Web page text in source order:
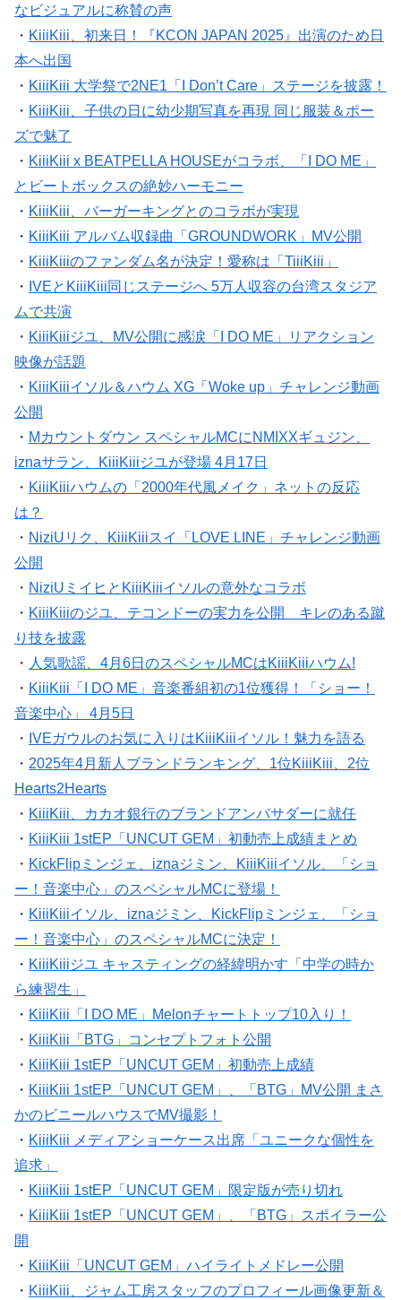
なビジュアルに称賛の声
・ KiiiKiii、初来日！『KCON JAPAN 2025』出演のため日
本へ出国
・ KiiiKiii 大学祭で2NE1「I Don’t Care」ステージを披露！
・ KiiiKiii、子供の日に幼少期写真を再現 同じ服装＆ポー
ズで魅了
・ KiiiKiii x BEATPELLA HOUSEがコラボ、「I DO ME」
とビートボックスの絶妙ハーモニー
・ KiiiKiii、バーガーキングとのコラボが実現
・ KiiiKiii アルバム収録曲「GROUNDWORK」MV公開
・ KiiiKiiiのファンダム名が決定！愛称は「TiiiKiii」
・ IVEとKiiiKiii同じステージへ 5万人収容の台湾スタジア
ムで共演
・ KiiiKiiiジユ、MV公開に感涙「I DO ME」リアクション
映像が話題
・ KiiiKiiiイソル＆ハウム XG「Woke up」チャレンジ動画
公開
・ Mカウントダウン スペシャルMCにNMIXXギュジン、
iznaサラン、KiiiKiiiジユが登場 4月17日
・ KiiiKiiiハウムの「2000年代風メイク」ネットの反応
は？
・ NiziUリク、KiiiKiiiスイ「LOVE LINE」チャレンジ動画
公開
・ NiziUミイヒとKiiiKiiiイソルの意外なコラボ
・ KiiiKiiiのジユ、テコンドーの実力を公開 キレのある蹴
り技を披露
・ 人気歌謡、4月6日のスペシャルMCはKiiiKiiiハウム!
・ KiiiKiii「I DO ME」音楽番組初の1位獲得！「ショー！
音楽中心」 4月5日
・ IVEガウルのお気に入りはKiiiKiiiイソル！魅力を語る
・ 2025年4月新人ブランドランキング、1位KiiiKiii、2位
Hearts2Hearts
・ KiiiKiii、カカオ銀行のブランドアンバサダーに就任
・ KiiiKiii 1stEP「UNCUT GEM」初動売上成績まとめ
・ KickFlipミンジェ、iznaジミン、KiiiKiiiイソル、「ショ
ー！音楽中心」のスペシャルMCに登場！
・ KiiiKiiiイソル、iznaジミン、KickFlipミンジェ、「ショ
ー！音楽中心」のスペシャルMCに決定！
・ KiiiKiiiジユ キャスティングの経緯明かす「中学の時か
ら練習生」
・ KiiiKiii「I DO ME」Melonチャートトップ10入り！
・ KiiiKiii「BTG」コンセプトフォト公開
・ KiiiKiii 1stEP「UNCUT GEM」初動売上成績
・ KiiiKiii 1stEP「UNCUT GEM」、「BTG」MV公開 まさ
かのビニールハウスでMV撮影！
・ KiiiKiii メディアショーケース出席「ユニークな個性を
追求」
・ KiiiKiii 1stEP「UNCUT GEM」限定版が売り切れ
・ KiiiKiii 1stEP「UNCUT GEM」、「BTG」スポイラー公
開
・ KiiiKiii「UNCUT GEM」ハイライトメドレー公開
・ KiiiKiii、ジャム工房スタッフのプロフィール画像更新＆